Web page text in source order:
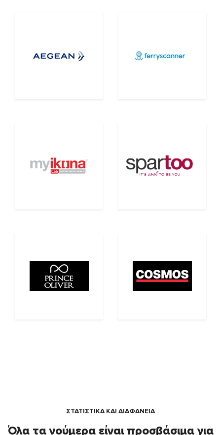
ΣΤΑΤΙΣΤΙΚΑ ΚΑΙ ΔΙΑΦΑΝΕΙΑ
Όλα τα νούμερα είναι προσβάσιμα για